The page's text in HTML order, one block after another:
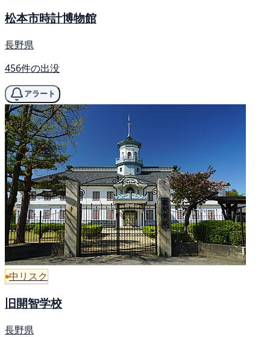
松本市時計博物館
長野県
456件の出没
アラート
中リスク
旧開智学校
長野県